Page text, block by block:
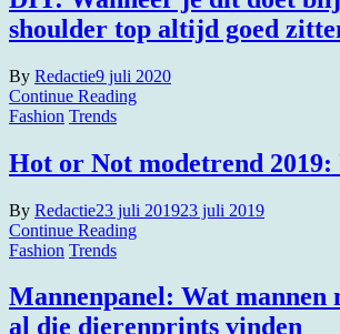
shoulder top altijd goed
By Redactie9 juli 2020
Continue Reading
Fashion Trends
Hot or Not modetrend
By Redactie23 juli 201923 juli 2019
Continue Reading
Fashion Trends
Mannenpanel: Wat mannen
al die dierenprints vinden